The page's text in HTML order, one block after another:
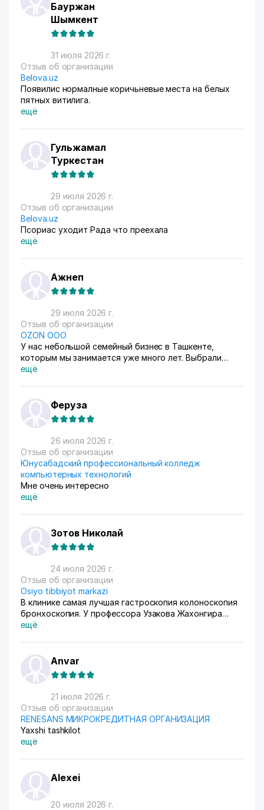
Бауржан
Шымкент
31 июля 2026 г.
Отзыв об организации
Belova.uz
Появилис нормалные коричьневые места на белых
пятных витилига.
ещё
Гульжамал
Туркестан
29 июля 2026 г.
Отзыв об организации
Belova.uz
Псориас уходит Рада что преехала
ещё
Ажнеп
29 июля 2026 г.
Отзыв об организации
OZON ООО
У нас небольшой семейный бизнес в Ташкенте,
которым мы занимается уже много лет. Выбрали
схему ФБС, для нашего Узбекистана это пока
приема. Покупатели из рахных стран берут, из
России особенно много, узбекский хлопок там
любят) За продажами следим через приложение, оно
очень помогает все контролировать, да и удобное
само по себе
ещё
Феруза
26 июля 2026 г.
Отзыв об организации
Юнусабадский профессиональный колледж
компьютерных технологий
Мне очень интересно
ещё
Зотов Николай
24 июля 2026 г.
Отзыв об организации
Osiyo tibbiyot markazi
В клинике самая лучшая гастроскопия колоноскопия
бронхоскопия. У профессора Узакова Жахонгира
Низамовича.
ещё
Anvar
21 июля 2026 г.
Отзыв об организации
RENESANS МИКРОКРЕДИТНАЯ ОРГАНИЗАЦИЯ
Yaxshi tashkilot
ещё
Alexei
20 июля 2026 г.